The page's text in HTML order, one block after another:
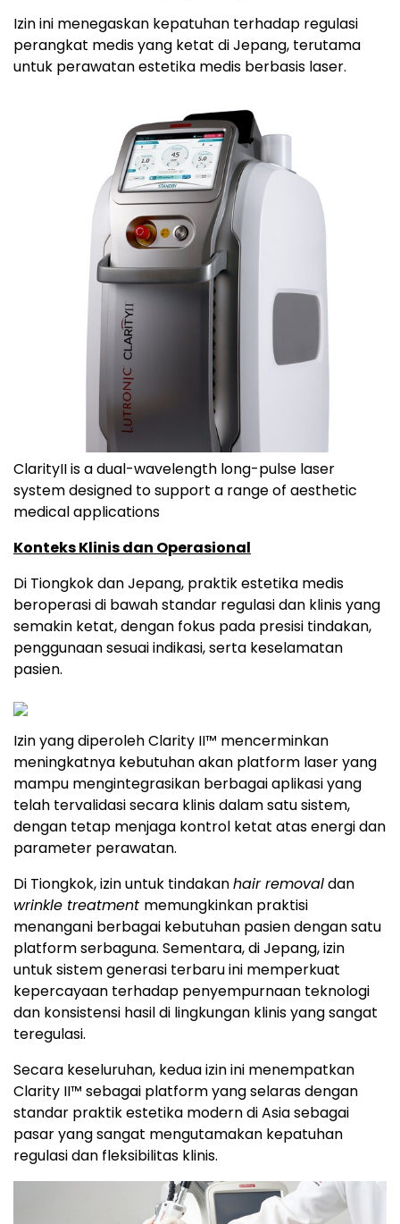
Izin ini menegaskan kepatuhan terhadap regulasi
perangkat medis yang ketat di Jepang, terutama
untuk perawatan estetika medis berbasis laser.
ClarityII is a dual-wavelength long-pulse laser
system designed to support a range of aesthetic
medical applications
Konteks Klinis dan Operasional
Di Tiongkok dan Jepang, praktik estetika medis
beroperasi di bawah standar regulasi dan klinis yang
semakin ketat, dengan fokus pada presisi tindakan,
penggunaan sesuai indikasi, serta keselamatan
pasien.
Izin yang diperoleh Clarity II™ mencerminkan
meningkatnya kebutuhan akan platform laser yang
mampu mengintegrasikan berbagai aplikasi yang
telah tervalidasi secara klinis dalam satu sistem,
dengan tetap menjaga kontrol ketat atas energi dan
parameter perawatan.
Di Tiongkok, izin untuk tindakanhair removaldan
wrinkle treatment memungkinkan praktisi
menangani berbagai kebutuhan pasien dengan satu
platform serbaguna. Sementara, di Jepang, izin
untuk sistem generasi terbaru ini memperkuat
kepercayaan terhadap penyempurnaan teknologi
dan konsistensi hasil di lingkungan klinis yang sangat
teregulasi.
Secara keseluruhan, kedua izin ini menempatkan
Clarity II™ sebagai platform yang selaras dengan
standar praktik estetika modern di Asia sebagai
pasar yang sangat mengutamakan kepatuhan
regulasi dan fleksibilitas klinis.